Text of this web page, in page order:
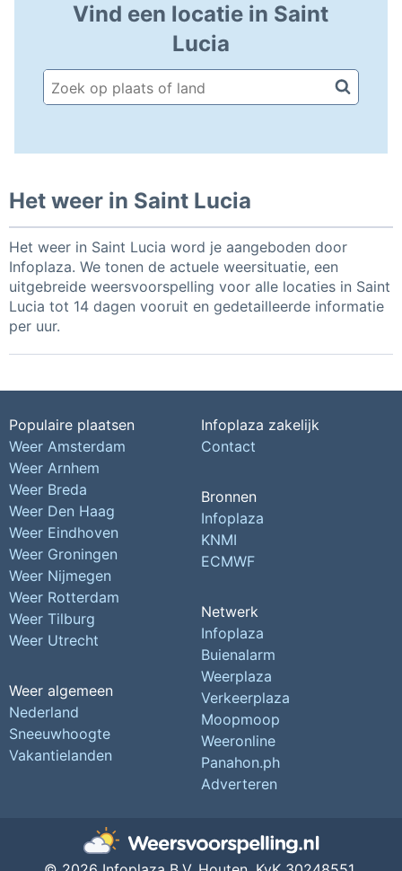
Vind een locatie in Saint
Lucia
Het weer in Saint Lucia
Het weer in Saint Lucia word je aangeboden door
Infoplaza. We tonen de actuele weersituatie, een
uitgebreide weersvoorspelling voor alle locaties in Saint
Lucia tot 14 dagen vooruit en gedetailleerde informatie
per uur.
Populaire plaatsen
Weer Amsterdam
Weer Arnhem
Weer Breda
Weer Den Haag
Weer Eindhoven
Weer Groningen
Weer Nijmegen
Weer Rotterdam
Weer Tilburg
Weer Utrecht
Weer algemeen
Nederland
Sneeuwhoogte
Vakantielanden
Infoplaza zakelijk
Contact
Bronnen
Infoplaza
KNMI
ECMWF
Netwerk
Infoplaza
Buienalarm
Weerplaza
Verkeerplaza
Moopmoop
Weeronline
Panahon.ph
Adverteren